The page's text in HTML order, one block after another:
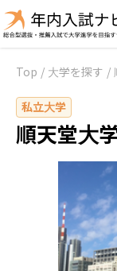
Top / 大学を探す /
私立大学
順天堂大